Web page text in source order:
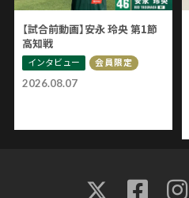
2026.08.07
【試合前動画】安永 玲央 第1節
高知戦
インタビュー 会員限定